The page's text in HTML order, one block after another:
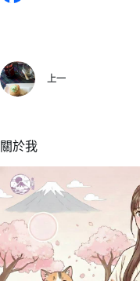
上一
關於我